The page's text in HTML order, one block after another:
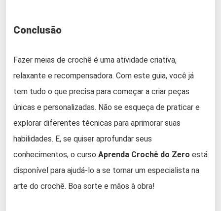
Conclusão
Fazer meias de crochê é uma atividade criativa,
relaxante e recompensadora. Com este guia, você já
tem tudo o que precisa para começar a criar peças
únicas e personalizadas. Não se esqueça de praticar e
explorar diferentes técnicas para aprimorar suas
habilidades. E, se quiser aprofundar seus
conhecimentos, o curso Aprenda Crochê do Zero está
disponível para ajudá-lo a se tornar um especialista na
arte do crochê. Boa sorte e mãos à obra!